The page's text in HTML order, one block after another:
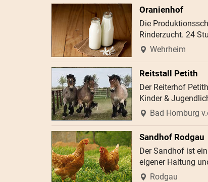
Oranienhof
Die
Rinderzucht. 24
Wehrheim
Reitstall Petith
Der Reiterhof
Kinder &
Bad Homburg
Sandhof Rodgau
Der Sandhof ist
eigener Haltung
Rodgau